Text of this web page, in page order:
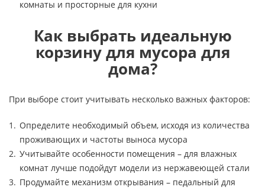
комнаты и просторные для кухни
Как выбрать идеальную
корзину для мусора для
дома?
При выборе стоит учитывать несколько важных факторов:
Определите необходимый объем, исходя из количества
проживающих и частоты выноса мусора
Учитывайте особенности помещения – для влажных
комнат лучше подойдут модели из нержавеющей стали
Продумайте механизм открывания – педальный для